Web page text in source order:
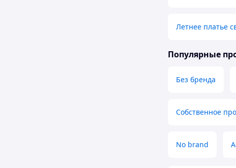
Летнее платье
Популярные
Без бренда
Собственное
No brand